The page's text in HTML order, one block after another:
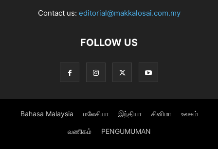
Contact us: editorial@makkalosai.com.my
FOLLOW US
Bahasa Malaysia மலேசியா இந்தியா சினிமா உலகம்
வணிகம் PENGUMUMAN